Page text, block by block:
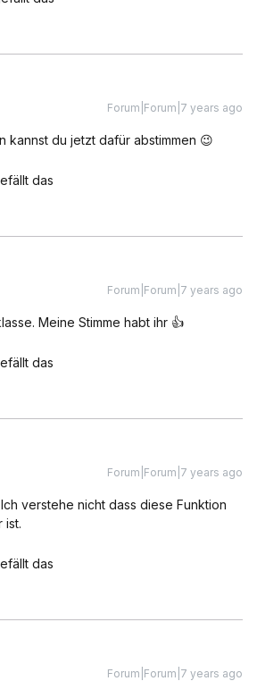
Forum|Forum|7 years ago
kannst du jetzt dafür abstimmen 😉
das
Forum|Forum|7 years ago
Meine Stimme habt ihr 👍
das
Forum|Forum|7 years ago
verstehe nicht dass diese Funktion
ist.
das
Forum|Forum|7 years ago